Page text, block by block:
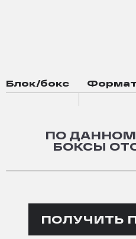
Блок/бокс Формат
ПО
БОКСЫ
ПОЛУЧИТЬ